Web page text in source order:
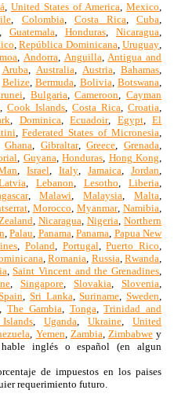
, United States of America, Mexico,
, Colombia, Costa Rica,Cuba,
Guatemala, Honduras,Nicaragua,
,República Dominicana,Uruguay,
, Andorra, Anguilla,Antigua and
Aruba, Australia, Austria,Bahamas,
Belize, Bermuda, Bolivia, Botswana,
, Bulgaria,Cameroon,Cayman
, Cook Islands, Costa Rica, Croatia,
, Dominica,Ecuadoir, Egypt,El
,Federated States of Micronesia,
Ghana, Gibraltar,Greece,Grenada,
, Guyana,Honduras, Hong Kong,
,Israel,Italy,Jamaica,Jordan,
, Lebanon, Lesotho,Liberia,
,Malawi,Malaysia,Malta,
, Morocco, Myanmar,Namibia,
, Nicaragua, Nigeria,Northern
, Palau, Panama, Panama, Papua New
, Poland, Portugal,Puerto Rico,
,Romania, Russia,Rwanda,
,Saint Vincent and the Grenadines,
, Singapore, Slovakia, Slovenia,
, Sri Lanka,Suriname, Sweden,
,The Gambia, Tonga,Trinidad and
, Uganda, Ukraine, United
, Yemen, Zambia, Zimbabwey
inglés o español (en algun
de impuestos en los paises
requerimiento futuro.